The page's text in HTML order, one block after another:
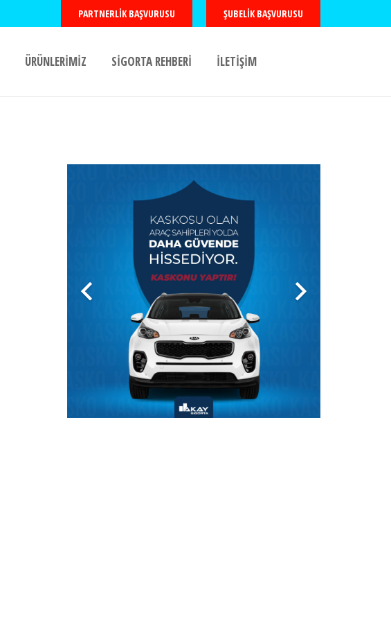
PARTNERLIK BAŞVURUSU ŞUBELIK BAŞVURUSU
ÜRÜNLERİMİZ SİGORTA REHBERİ İLETİŞİM